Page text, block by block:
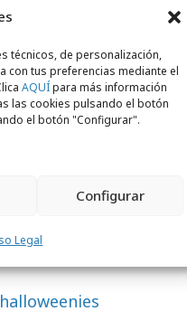
técnicos, de personalización,
con tus preferencias mediante el
AQUÍpara más información
las cookies pulsando el botón
el botón "Configurar".
Configurar
Legal